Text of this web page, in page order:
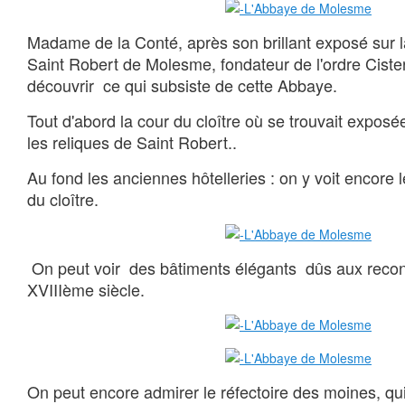
Madame de la Conté, après son brillant exposé sur
Saint Robert de Molesme, fondateur de l'ordre
découvrir ce qui subsiste de cette Abbaye.
Tout d'abord la cour du cloître où se trouvait
les reliques de Saint Robert..
Au fond les anciennes hôtelleries : on y voit encore
du cloître.
On peut voir des bâtiments élégants dûs aux
XVIIIème siècle.
On peut encore admirer le réfectoire des moines,